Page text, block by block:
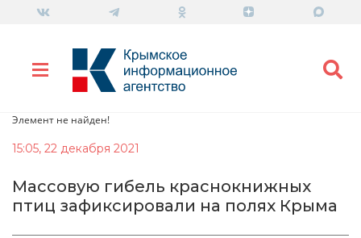
Элемент не найден!
15:05, 22 декабря 2021
Массовую гибель краснокнижных
птиц зафиксировали на полях Крыма